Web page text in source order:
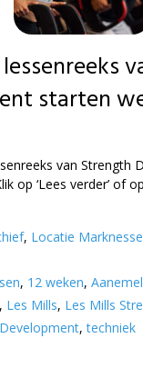
starten
van Strength
op ‘Lees verder’ of
, Locatie Marknesse
, 12 weken,
, Les Mills, Les Mills
,techniek